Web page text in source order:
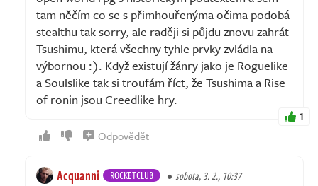
tam něčím co se s přimhouřenýma očima podobá
stealthu tak sorry, ale raději si půjdu znovu zahrát
Tsushimu, která všechny tyhle prvky zvládla na
výbornou :). Když existují žánry jako je Roguelike
a Soulslike tak si troufám říct, že Tsushima a Rise
of ronin jsou Creedlike hry.
1
Odpovědět
Acquanni ROCKETCLUB sobota, 3. 2., 10:37